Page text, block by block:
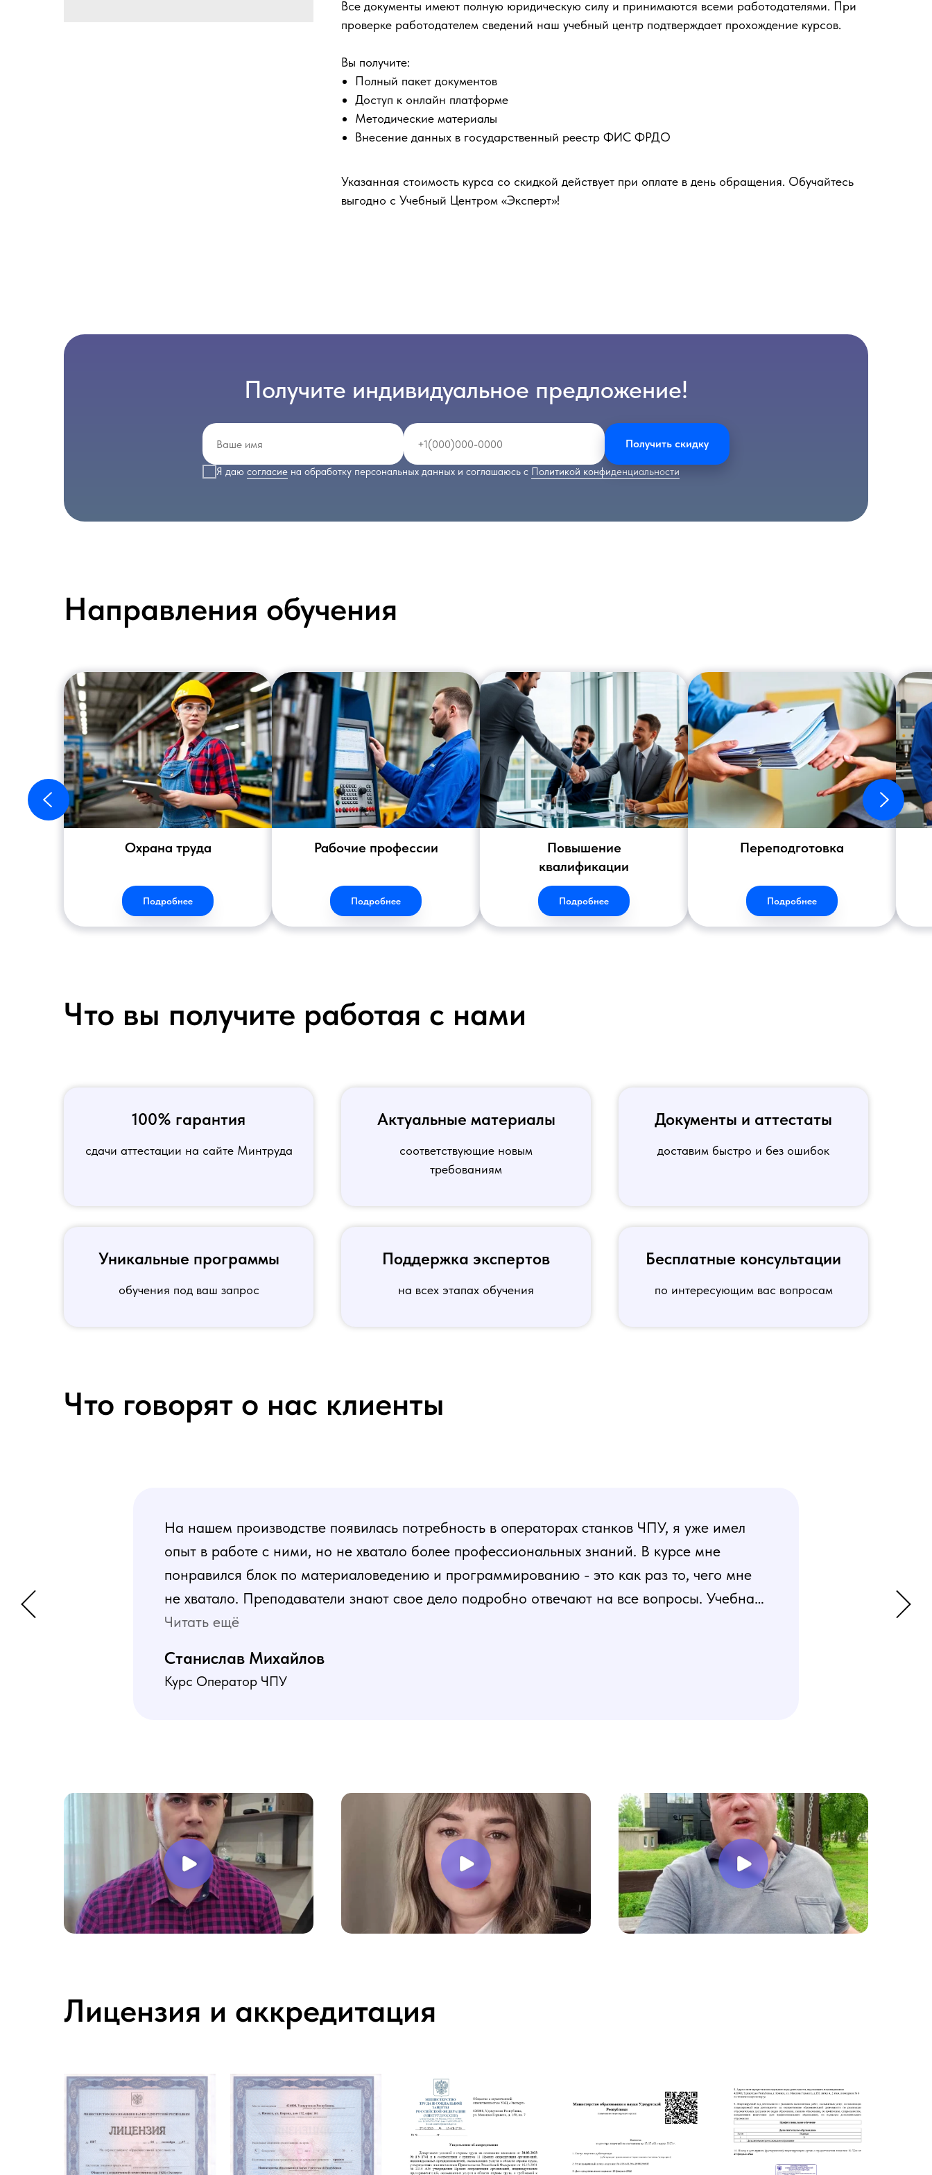
Все документы имеют полную юридическую силу и принимаются всеми работодателями. При
проверке работодателем сведений наш учебный центр подтверждает прохождение курсов.
Вы получите:
Полный пакет документов
Доступ к онлайн платформе
Методические материалы
Внесение данных в государственный реестр ФИС ФРДО
Указанная стоимость курса со скидкой действует при оплате в день обращения. Обучайтесь
выгодно с Учебный Центром «Эксперт»!
Получите индивидуальное предложение!
Я даю согласие на обработку персональных данных и соглашаюсь с Политикой конфиденциальности
Получить скидку
Направления обучения
Охрана труда
Подробнее
Рабочие профессии
Подробнее
Повышение
квалификации
Подробнее
Переподготовка
Подробнее
Что вы получите работая с нами
100% гарантия
сдачи аттестации на сайте Минтруда
Актуальные материалы
соответствующие новым
требованиям
Документы и аттестаты
доставим быстро и без ошибок
Уникальные программы
обучения под ваш запрос
Поддержка экспертов
на всех этапах обучения
Бесплатные консультации
по интересующим вас вопросам
Что говорят о нас клиенты
На нашем производстве появилась потребность в операторах станков ЧПУ, я уже имел
опыт в работе с ними, но не хватало более профессиональных знаний. В курсе мне
понравился блок по материаловедению и программированию - это как раз то, чего мне
не хватало. Преподаватели знают свое дело подробно отвечают на все вопросы. Учебная
программа пошаговая и постепенная, это очень облегчает процесс усвоения материала.
Читать ещё
Станислав Михайлов
Курс Оператор ЧПУ
Лицензия и аккредитация